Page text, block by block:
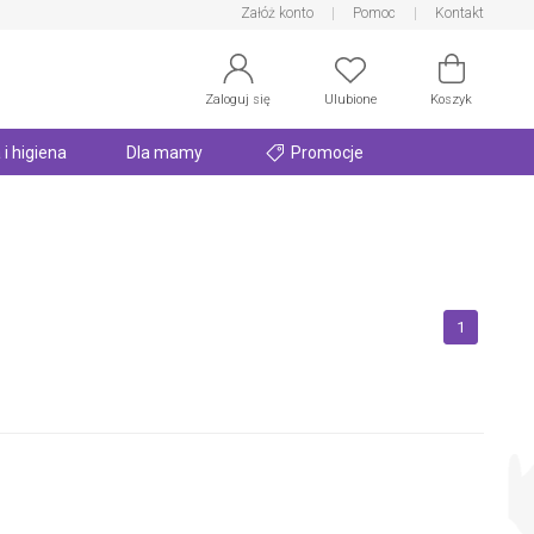
Załóż konto Pomoc Kontakt
Zaloguj się Ulubione Koszyk
i higiena Dla mamy Promocje
1